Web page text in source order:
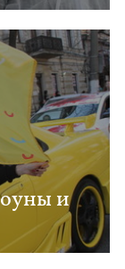
и